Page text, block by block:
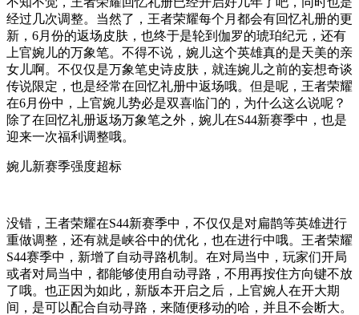
经过几次调整。当然了，王者荣耀每个月都会有回忆礼册的更
新，6月份的返场皮肤，也终于是轮到伽罗的琥珀纪元，还有
上官婉儿的万象笔。不得不说，婉儿这个英雄真的是天美的亲
女儿啊。不仅仅是万象笔史诗皮肤，就连婉儿之前的妄想奇谈
传说限定，也是经常在回忆礼册中返场哦。但是呢，王者荣耀
在6月份中，上官婉儿势必是双喜临门的，为什么这么说呢？
除了在回忆礼册返场万象笔之外，婉儿在S44新赛季中，也是
迎来一次福利调整哦。
婉儿新赛季强度超标
没错，王者荣耀在S44新赛季中，不仅仅是对扁鹊等英雄进行
重做调整，还有就是峡谷中的优化，也在进行中哦。王者荣耀
S44赛季中，新增了自动寻路机制。在对局当中，玩家们开局
或者对局当中，都能够使用自动寻路，不用再按住方向键不放
了哦。也正因为如此，新版本开启之后，上官婉人在开大期
间，是可以配合自动寻路，来随便移动的哈，并且不会断大。